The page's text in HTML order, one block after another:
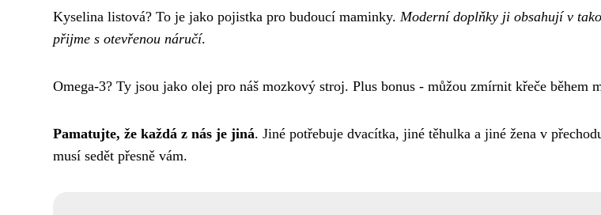
Kyselina listová? To je jako pojistka pro budoucí maminky. Moderní doplňky ji obsahují v
přijme s otevřenou náručí.
Omega-3? Ty jsou jako olej pro náš mozkový stroj. Plus bonus - můžou zmírnit křeče během
Pamatujte, že každá z nás je jiná. Jiné potřebuje dvacítka, jiné těhulka a jiné žena v
musí sedět přesně vám.